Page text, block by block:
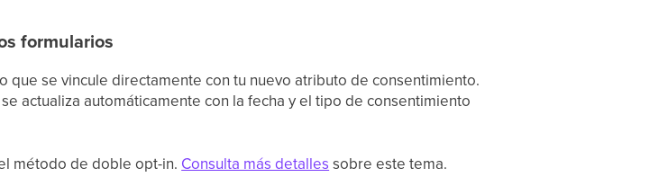
formularios
que se vincule directamente con tu nuevo atributo de consentimiento.
actualiza automáticamente con la fecha y el tipo de consentimiento
método de doble opt-in. Consulta más detalles sobre este tema.